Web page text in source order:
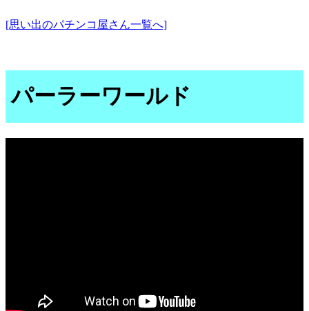
[思い出のパチンコ屋さん一覧へ]
パーラーワールド